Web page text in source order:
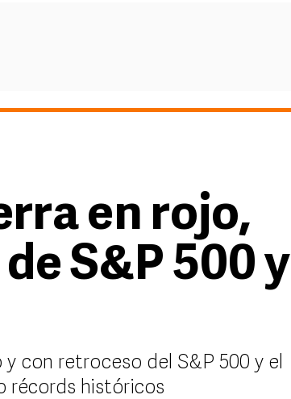
en rojo,
S&P 500 y
con retroceso del S&P 500 y el
récords históricos